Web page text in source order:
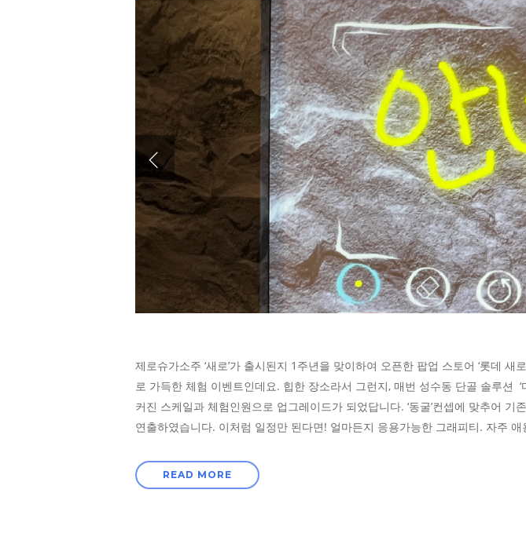
제로슈가소주 ‘새로’가 출시된지 1주년을 맞이하여 오픈한 팝업 스토어 ‘롯데
로 가득한 체험 이벤트인데요. 힙한 장소라서 그런지, 매번 성수동 단골 솔루션
커진 스케일과 체험인원으로 업그레이드가 되었답니다. ‘동굴’컨셉에 맞추어
연출하였습니다. 이처럼 일정만 된다면! 얼마든지 응용가능한 그래피티. 자주 애
READ MORE